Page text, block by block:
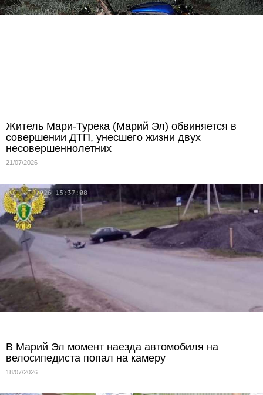
Житель Мари-Турека (Марий Эл) обвиняется в
совершении ДТП, унесшего жизни двух
несовершеннолетних
21/07/2026
В Марий Эл момент наезда автомобиля на
велосипедиста попал на камеру
18/07/2026